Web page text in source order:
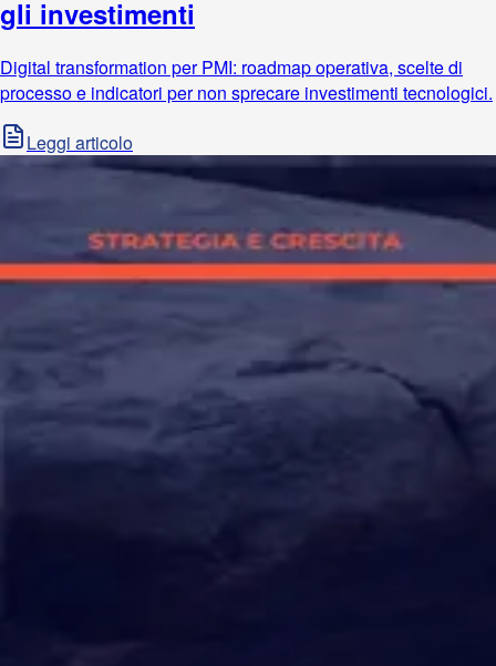
gli investimenti
Digital transformation per PMI: roadmap operativa, scelte di
processo e indicatori per non sprecare investimenti tecnologici.
Leggi articolo